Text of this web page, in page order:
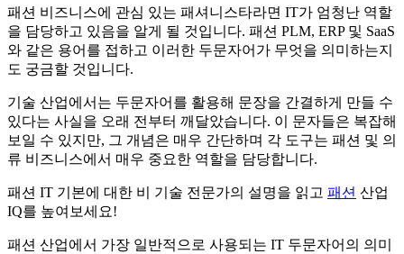
패션 비즈니스에 관심 있는 패셔니스타라면 IT가 엄청난 역할
을 담당하고 있음을 알게 될 것입니다. 패션 PLM, ERP 및 SaaS
와 같은 용어를 접하고 이러한 두문자어가 무엇을 의미하는지
도 궁금할 것입니다.
기술 산업에서는 두문자어를 활용해 문장을 간결하게 만들 수
있다는 사실을 오래 전부터 깨달았습니다. 이 문자들은 복잡해
보일 수 있지만, 그 개념은 매우 간단하며 각 도구는 패션 및 의
류 비즈니스에서 매우 중요한 역할을 담당합니다.
패션 IT 기본에 대한 비 기술 전문가의 설명을 읽고 패션 산업
IQ를 높여보세요!
패션 산업에서 가장 일반적으로 사용되는 IT 두문자어의 의미